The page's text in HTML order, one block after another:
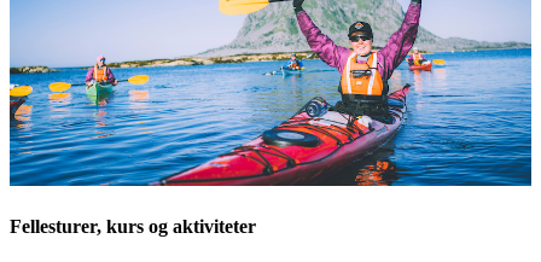
Fellesturer, kurs og aktiviteter